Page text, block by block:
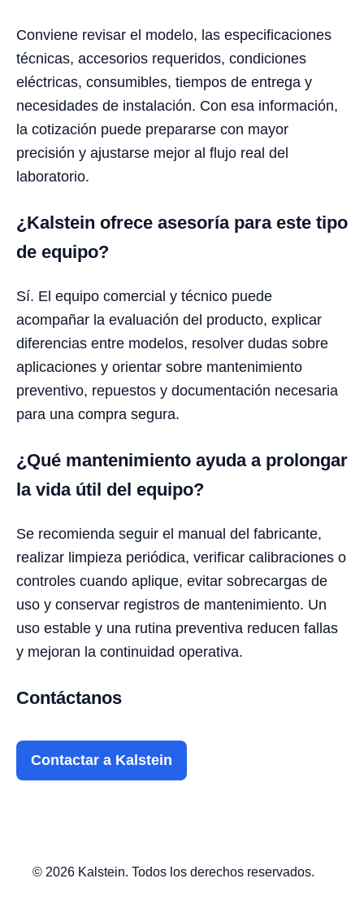
Conviene revisar el modelo, las especificaciones
técnicas, accesorios requeridos, condiciones
eléctricas, consumibles, tiempos de entrega y
necesidades de instalación. Con esa información,
la cotización puede prepararse con mayor
precisión y ajustarse mejor al flujo real del
laboratorio.
¿Kalstein ofrece asesoría para este tipo
de equipo?
Sí. El equipo comercial y técnico puede
acompañar la evaluación del producto, explicar
diferencias entre modelos, resolver dudas sobre
aplicaciones y orientar sobre mantenimiento
preventivo, repuestos y documentación necesaria
para una compra segura.
¿Qué mantenimiento ayuda a prolongar
la vida útil del equipo?
Se recomienda seguir el manual del fabricante,
realizar limpieza periódica, verificar calibraciones o
controles cuando aplique, evitar sobrecargas de
uso y conservar registros de mantenimiento. Un
uso estable y una rutina preventiva reducen fallas
y mejoran la continuidad operativa.
Contáctanos
Contactar a Kalstein
© 2026 Kalstein. Todos los derechos reservados.